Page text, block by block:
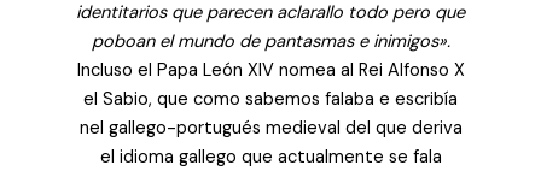
identitarios que parecen aclarallo todo pero que
poboan el mundo de pantasmas e inimigos».
Incluso el Papa León XIV nomea al Rei Alfonso X
el Sabio, que como sabemos falaba e escribía
nel gallego-portugués medieval del que deriva
el idioma gallego que actualmente se fala